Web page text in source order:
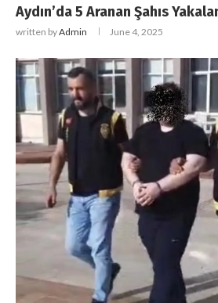
Aydın’da 5 Aranan Şahıs
written byAdmin June 4, 2025